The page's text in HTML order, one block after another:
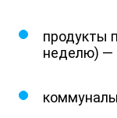
продукты
неделю) —